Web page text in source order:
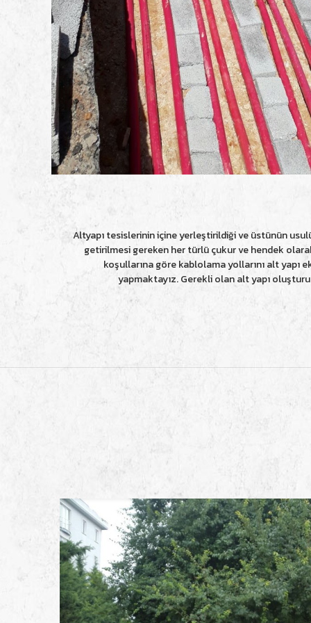
Altyapı tesislerinin içine yerleştirildiği ve üstünün
getirilmesi gereken her türlü çukur ve hendek
koşullarına göre kablolama yollarını alt yapı
yapmaktayız. Gerekli olan alt yapı